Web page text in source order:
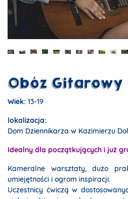
Obóz Gitarowy
Wiek: 13-19
lokalizacja:
Dom Dziennikarza w Kazimierzu
Idealny dla początkujących i już
Kameralne warsztaty, dużo
umiejętności i ogrom inspiracji.
Uczestnicy ćwiczą w